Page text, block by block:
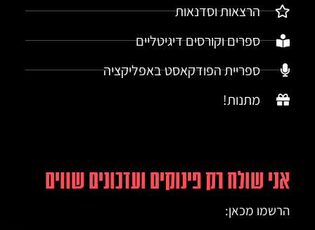
הרצאות וסדנאות
ספרים וקורסים דיגיטליים
ספריית הפודקאסט באפליקציה
מתנות!
אני שולח רק פינוקים ועדכונים שווים
הרשמו מכאן: